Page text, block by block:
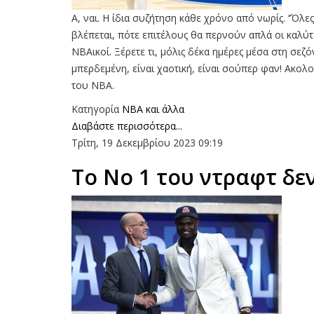
Α, ναι. Η ίδια συζήτηση κάθε χρόνο από νωρίς.
βλέπεται, πότε επιτέλους θα περνούν απλά οι
ΝΒΑικοί. Ξέρετε τι, μόλις δέκα ημέρες μέσα στη
μπερδεμένη, είναι χαοτική, είναι σούπερ φαν!
του ΝΒΑ.
Κατηγορία NBA και άλλα
Διαβάστε περισσότερα...
Τρίτη, 19 Δεκεμβρίου 2023 09:19
Το Νο 1 του ντραφτ